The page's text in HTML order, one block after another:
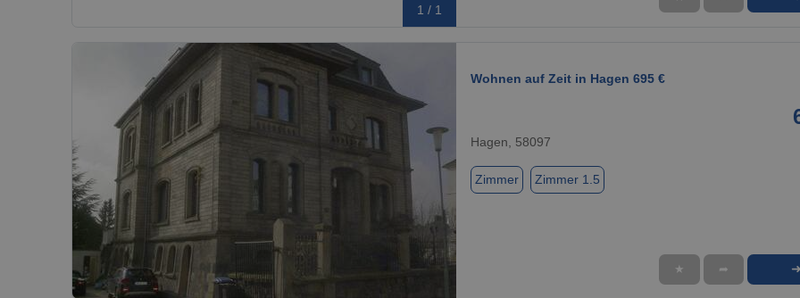
1 / 1
Wohnen auf Zeit in Hagen 695 €
Hagen, 58097
Zimmer Zimmer 1.5
★ ➦ ➜